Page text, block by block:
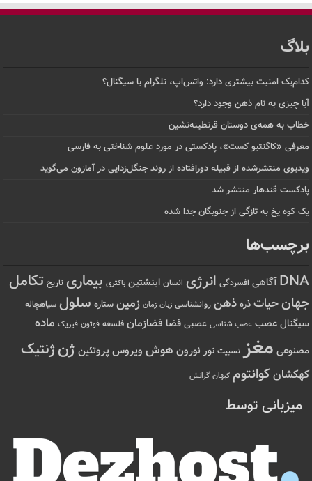
بلاگ
کدام‌یک امنیت بیشتری دارد: واتس‌اپ، تلگرام یا سیگنال؟
آیا چیزی به نام ذهن وجود دارد؟
خطاب به همه‌ی دوستان قرنطینه‌نشین
معرفی «کاگنتیو کست»، پادکستی در مورد علوم شناختی به فارسی
ویدیوی منتشرشده از قبیله دورافتاده‌ از روند جنگل‌زدایی در آمازون می‌گوید
پادکست قندهار منتشر شد
یک کوه یخ به تازگی از جنوبگان جدا شده
برچسب‌ها
DNA آگاهی افسردگی انرژی انسان اینشتین باکتری بیماری تاریخ تکامل
جهانحیات ذره ذهن روانشناسی زبان زمان زمین ستاره سلول سیاهچاله
سیگنال عصب عصب شناسی عصبی فضا فضازمان فلسفه فوتون فیزیک ماده
مصنوعی مغز نسبیت نور نورون هوش ویروس پروتئین ژنژنتیک
کهکشانکوانتوم کیهان گرانش
میزبانی توسط